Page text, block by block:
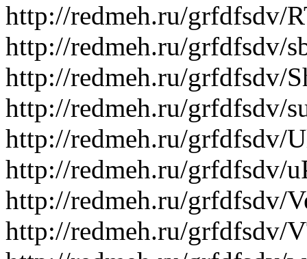
http://redmeh.ru/grfdfsdv/
http://redmeh.ru/grfdfsdv/
http://redmeh.ru/grfdfsdv/
http://redmeh.ru/grfdfsdv/
http://redmeh.ru/grfdfsdv/
http://redmeh.ru/grfdfsdv/
http://redmeh.ru/grfdfsdv/
http://redmeh.ru/grfdfsdv/